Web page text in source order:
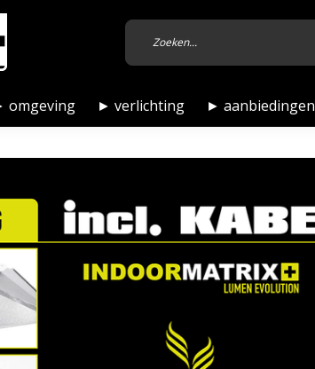
omgeving ► verlichting ► aanbiedingen